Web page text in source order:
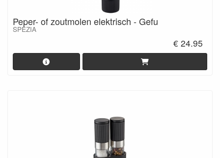
Peper- of zoutmolen elektrisch - Gefu
SPEZIA
€ 24.95